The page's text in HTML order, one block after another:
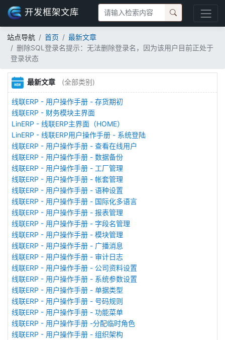
开发框架文库
站点导航 首页
最新文章
删除SQL登录名提示：无法删除登录名，因为该用户目前正处于
登录状态
最新文章 (全部类别)
线联ERP - 用户操作手册 - 存货期初
线联ERP - 财务模块主界面
LinERP - 线联ERP主界面（HOME）
LinERP - 线联ERP用户操作手册 - 系统登陆
线联ERP - 用户操作手册 - 查看在线用户
线联ERP - 用户操作手册 - 数据备份
线联ERP - 用户操作手册 - 工厂管理
线联ERP - 用户操作手册 - 帐套管理
线联ERP - 用户操作手册 - 语种设置
线联ERP - 用户操作手册 - 国际化多语言
线联ERP - 用户操作手册 - 报表管理
线联ERP - 用户操作手册 - 字段名管理
线联ERP - 用户操作手册 - 模块管理
线联ERP - 用户操作手册 - 广播消息
线联ERP - 用户操作手册 - 审计日志
线联ERP - 用户操作手册 - 公司资料设置
线联ERP - 用户操作手册 - 系统参数设置
线联ERP - 用户操作手册 - 单据类型
线联ERP - 用户操作手册 - 号码规则
线联ERP - 用户操作手册 - 功能菜单
线联ERP - 用户操作手册 -分配临时角色
线联ERP - 用户操作手册 - 组织架构